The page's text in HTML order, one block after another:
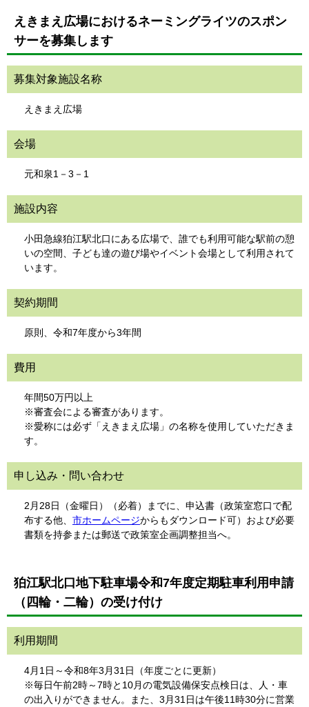
えきまえ広場におけるネーミングライツのスポン
サーを募集します
募集対象施設名称
えきまえ広場
会場
元和泉1－3－1
施設内容
小田急線狛江駅北口にある広場で、誰でも利用可能な駅前の憩
いの空間、子ども達の遊び場やイベント会場として利用されて
います。
契約期間
原則、令和7年度から3年間
費用
年間50万円以上
※審査会による審査があります。
※愛称には必ず「えきまえ広場」の名称を使用していただきま
す。
申し込み・問い合わせ
2月28日（金曜日）（必着）までに、申込書（政策室窓口で配
布する他、 市ホームページからもダウンロード可）および必要
書類を持参または郵送で政策室企画調整担当へ。
狛江駅北口地下駐車場令和7年度定期駐車利用申請
（四輪・二輪）の受け付け
利用期間
4月1日～令和8年3月31日（年度ごとに更新）
※毎日午前2時～7時と10月の電気設備保安点検日は、人・車
の出入りができません。また、3月31日は午後11時30分に営業